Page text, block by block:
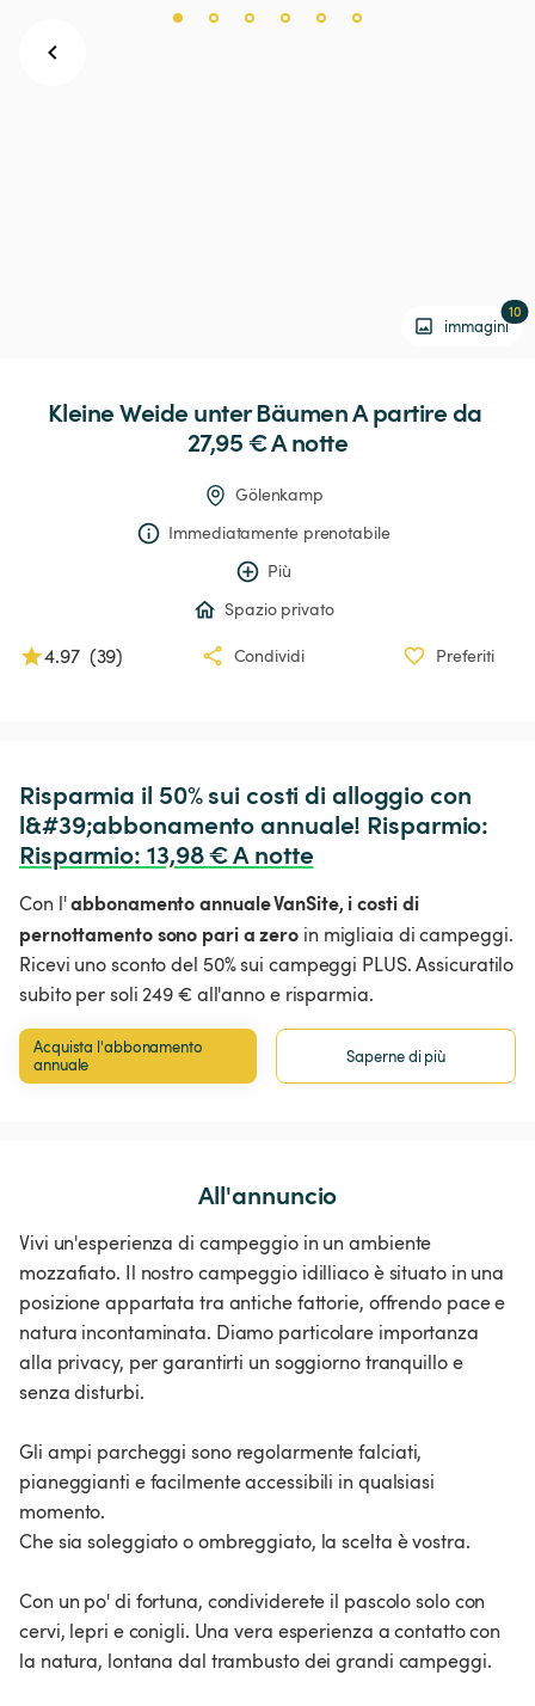
immagini
10
KleineWeide unterBäumen A partire da
27,95 € A notte
Gölenkamp
Immediatamente prenotabile
Più
Spazio privato
4.97 (39) Condividi Preferiti
Risparmia il 50% sui costi di alloggio con
l&#39;abbonamento annuale! Risparmio:
Risparmio: 13,98 € A notte
Con l'abbonamento annuale VanSite, i costi di
pernottamento sono pari a zero in migliaia di campeggi.
Ricevi uno sconto del 50% sui campeggi PLUS. Assicuratilo
subito per soli 249 € all'anno e risparmia.
Acquista l'abbonamento
annuale
Saperne di più
All'annuncio
Vivi un'esperienza di campeggio in un ambiente
mozzafiato. Il nostro campeggio idilliaco è situato in una
posizione appartata tra antiche fattorie, offrendo pace e
natura incontaminata. Diamo particolare importanza
alla privacy, per garantirti un soggiorno tranquillo e
senza disturbi.
Gli ampi parcheggi sono regolarmente falciati,
pianeggianti e facilmente accessibili in qualsiasi
momento.
Che sia soleggiato o ombreggiato, la scelta è vostra.
Con un po' di fortuna, condividerete il pascolo solo con
cervi, lepri e conigli. Una vera esperienza a contatto con
la natura, lontana dal trambusto dei grandi campeggi.